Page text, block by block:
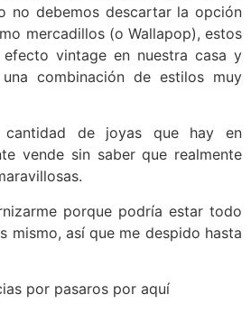
no debemos descartar la opción
mercadillos (o Wallapop), estos
vintage en nuestra casa y
combinación de estilos muy
cantidad de joyas que hay en
vende sin saber que realmente
porque podría estar todo
mismo, así que me despido hasta
por pasaros por aquí